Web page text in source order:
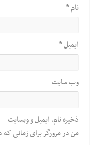
نام*
ایمیل*
وب‌ سایت
ذخیره نام، ایمیل و وبسایت
من در مرورگر برای زمانی